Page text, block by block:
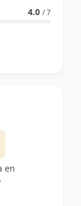
4.0 / 7
en